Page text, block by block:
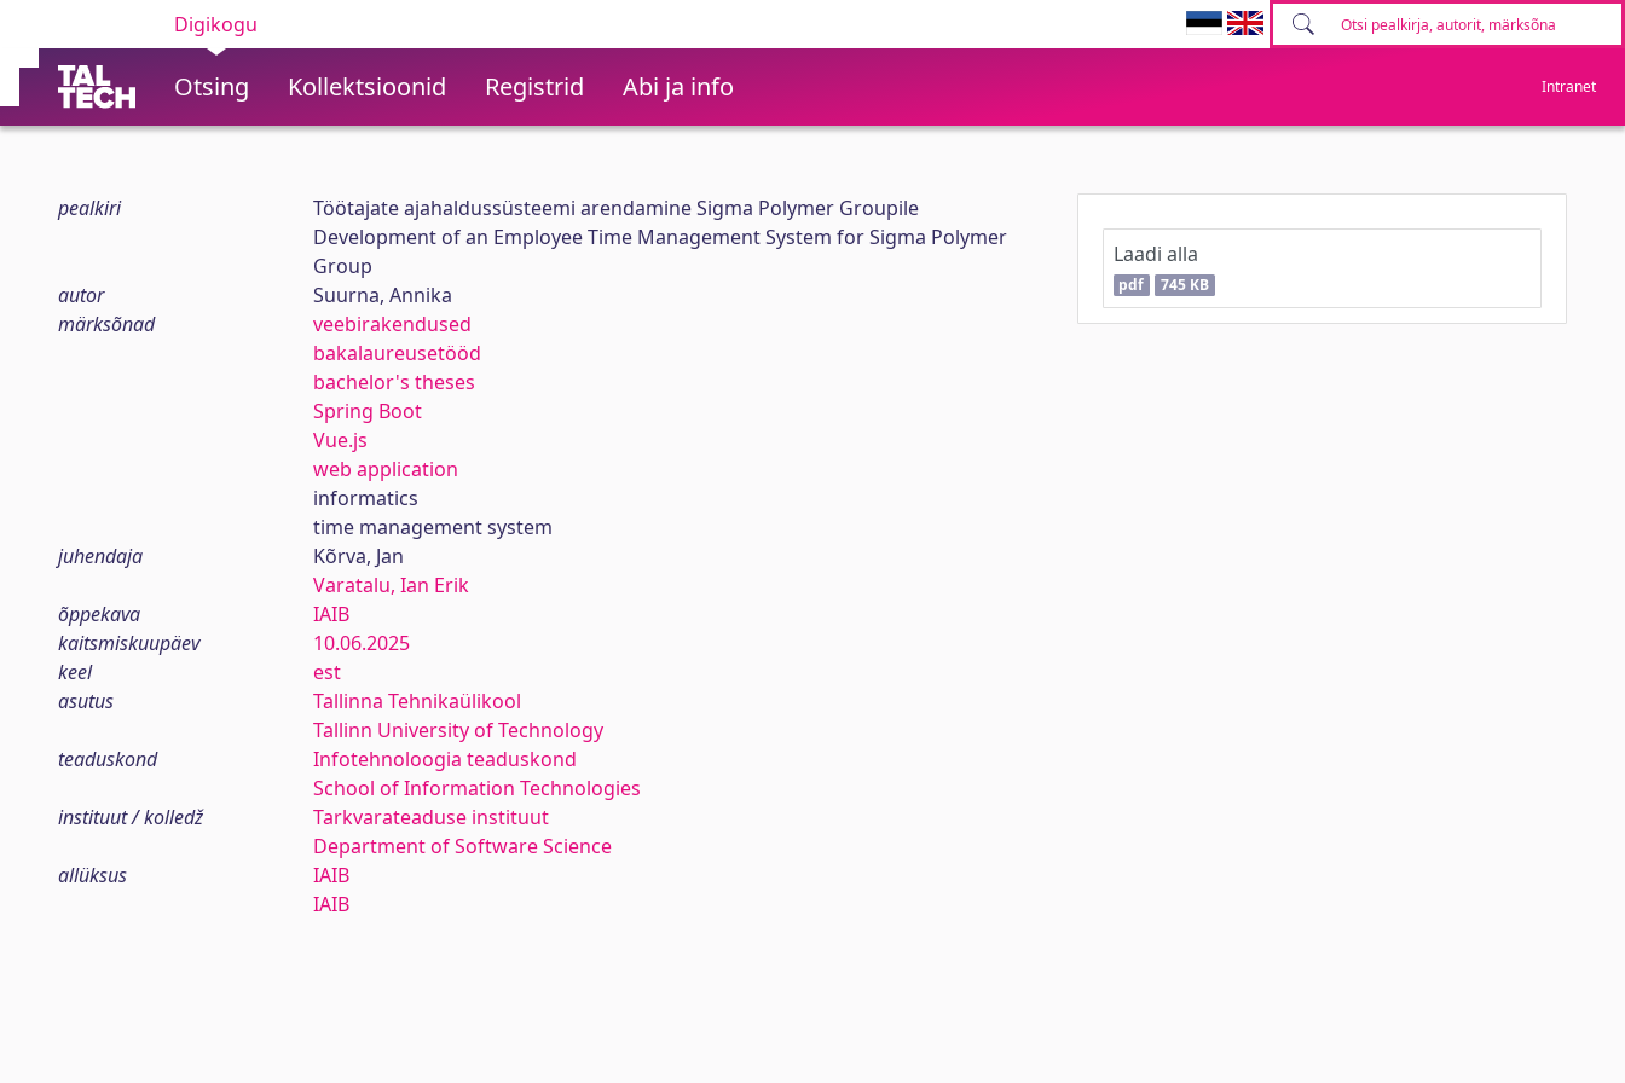
Digikogu
Otsing Kollektsioonid Registrid Abi ja info Intranet
pealkiri
Töötajate ajahaldussüsteemi arendamine Sigma Polymer Groupile
Development of an Employee Time Management System for Sigma Polymer
Group
autor
Suurna, Annika
märksõnad
veebirakendused
bakalaureusetööd
bachelor's theses
Spring Boot
Vue.js
web application
informatics
time management system
juhendaja
Kõrva, Jan
Varatalu, Ian Erik
õppekava
IAIB
kaitsmiskuupäev
10.06.2025
keel
est
asutus
Tallinna Tehnikaülikool
Tallinn University of Technology
teaduskond
Infotehnoloogia teaduskond
School of Information Technologies
instituut / kolledž
Tarkvarateaduse instituut
Department of Software Science
allüksus
IAIB
IAIB
Laadi alla
pdf 745 KB